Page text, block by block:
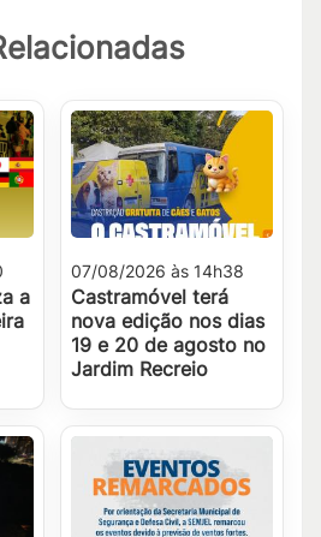
a
07/08/2026 às 14h38
Castramóvel terá
nova edição nos dias
19 e 20 de agosto no
Jardim Recreio